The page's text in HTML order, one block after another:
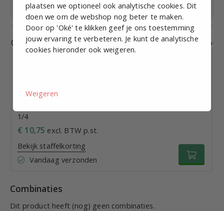
Medium
Perslucht, vloeistof
Gerelateerde producten
1/4
€ 10,75 excl. BTW p.st.
Bekijk staffelkorting
Vandaag verzonden
Combinaties
Dit product heeft (nog) geen combinaties.
plaatsen we optioneel ook analytische cookies. Dit
doen we om de webshop nog beter te maken.
Door op 'Oké' te klikken geef je ons toestemming
jouw ervaring te verbeteren. Je kunt de analytische
cookies hieronder ook weigeren.
Weigeren